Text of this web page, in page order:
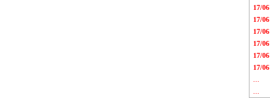
17/06
17/06
17/06
17/06
17/06
17/06